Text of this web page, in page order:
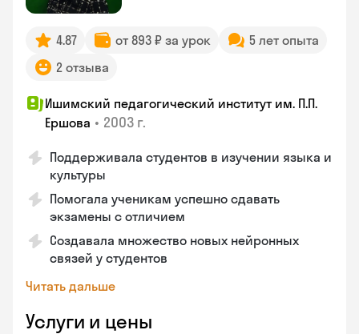
4.87 от 893 ₽ за урок
5 лет опыта
2 отзыва
Ишимский педагогический институт им. П.П.
Ершова • 2003 г.
Поддерживала студентов в изучении языка и
культуры
Помогала ученикам успешно сдавать
экзамены с отличием
Создавала множество новых нейронных
связей у студентов
Читать дальше
Услуги и цены